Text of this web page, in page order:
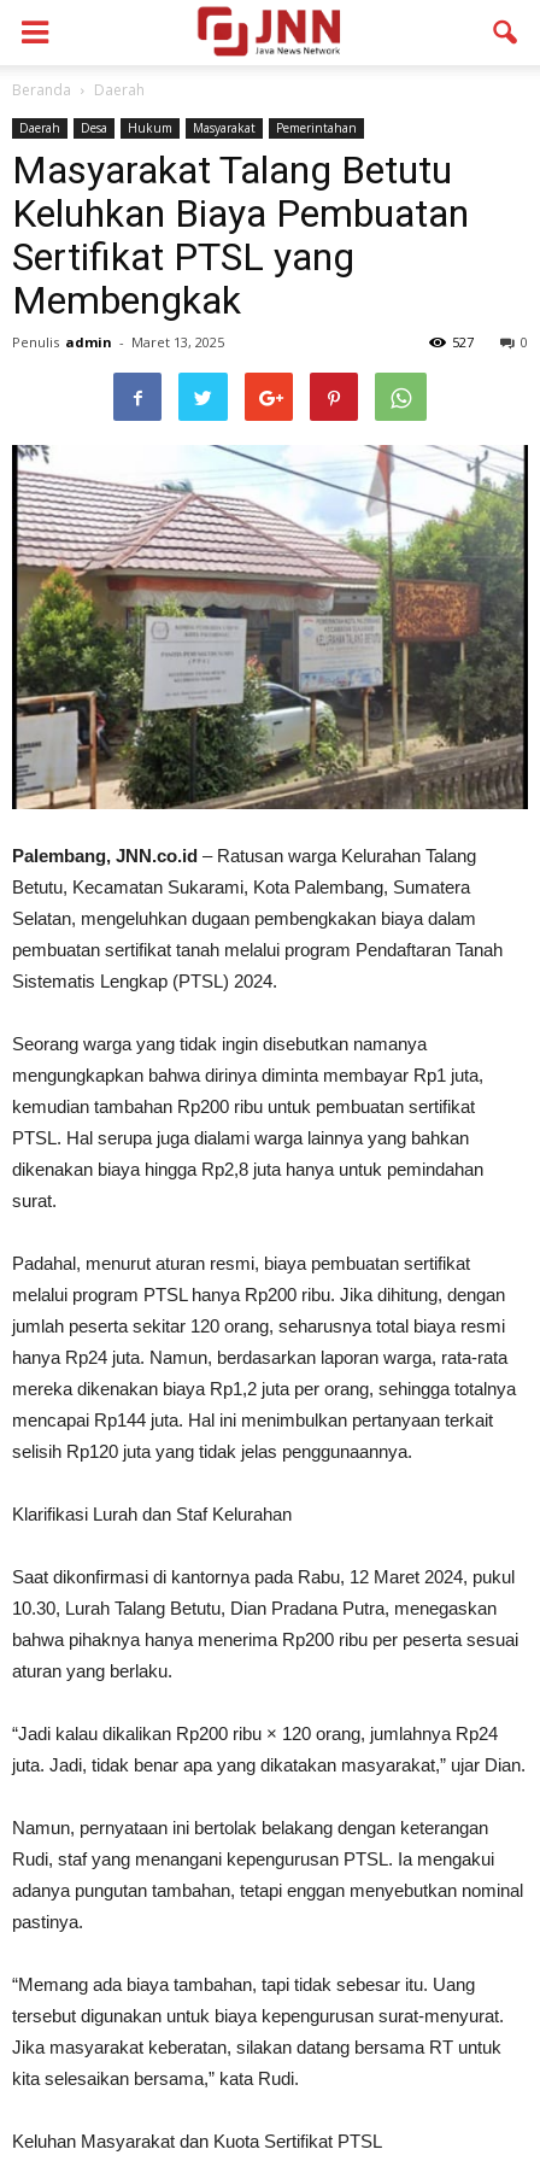
Beranda Daerah
Daerah Desa Hukum Masyarakat Pemerintahan
Masyarakat Talang Betutu
Keluhkan Biaya Pembuatan
Sertifikat PTSL yang
Membengkak
Penulis admin - Maret 13, 2025 0
527
Palembang, JNN.co.id – Ratusan warga Kelurahan Talang
Betutu, Kecamatan Sukarami, Kota Palembang, Sumatera
Selatan, mengeluhkan dugaan pembengkakan biaya dalam
pembuatan sertifikat tanah melalui program Pendaftaran Tanah
Sistematis Lengkap (PTSL) 2024.
Seorang warga yang tidak ingin disebutkan namanya
mengungkapkan bahwa dirinya diminta membayar Rp1 juta,
kemudian tambahan Rp200 ribu untuk pembuatan sertifikat
PTSL. Hal serupa juga dialami warga lainnya yang bahkan
dikenakan biaya hingga Rp2,8 juta hanya untuk pemindahan
surat.
Padahal, menurut aturan resmi, biaya pembuatan sertifikat
melalui program PTSL hanya Rp200 ribu. Jika dihitung, dengan
jumlah peserta sekitar 120 orang, seharusnya total biaya resmi
hanya Rp24 juta. Namun, berdasarkan laporan warga, rata-rata
mereka dikenakan biaya Rp1,2 juta per orang, sehingga totalnya
mencapai Rp144 juta. Hal ini menimbulkan pertanyaan terkait
selisih Rp120 juta yang tidak jelas penggunaannya.
Klarifikasi Lurah dan Staf Kelurahan
Saat dikonfirmasi di kantornya pada Rabu, 12 Maret 2024, pukul
10.30, Lurah Talang Betutu, Dian Pradana Putra, menegaskan
bahwa pihaknya hanya menerima Rp200 ribu per peserta sesuai
aturan yang berlaku.
“Jadi kalau dikalikan Rp200 ribu × 120 orang, jumlahnya Rp24
juta. Jadi, tidak benar apa yang dikatakan masyarakat,” ujar Dian.
Namun, pernyataan ini bertolak belakang dengan keterangan
Rudi, staf yang menangani kepengurusan PTSL. Ia mengakui
adanya pungutan tambahan, tetapi enggan menyebutkan nominal
pastinya.
“Memang ada biaya tambahan, tapi tidak sebesar itu. Uang
tersebut digunakan untuk biaya kepengurusan surat-menyurat.
Jika masyarakat keberatan, silakan datang bersama RT untuk
kita selesaikan bersama,” kata Rudi.
Keluhan Masyarakat dan Kuota Sertifikat PTSL